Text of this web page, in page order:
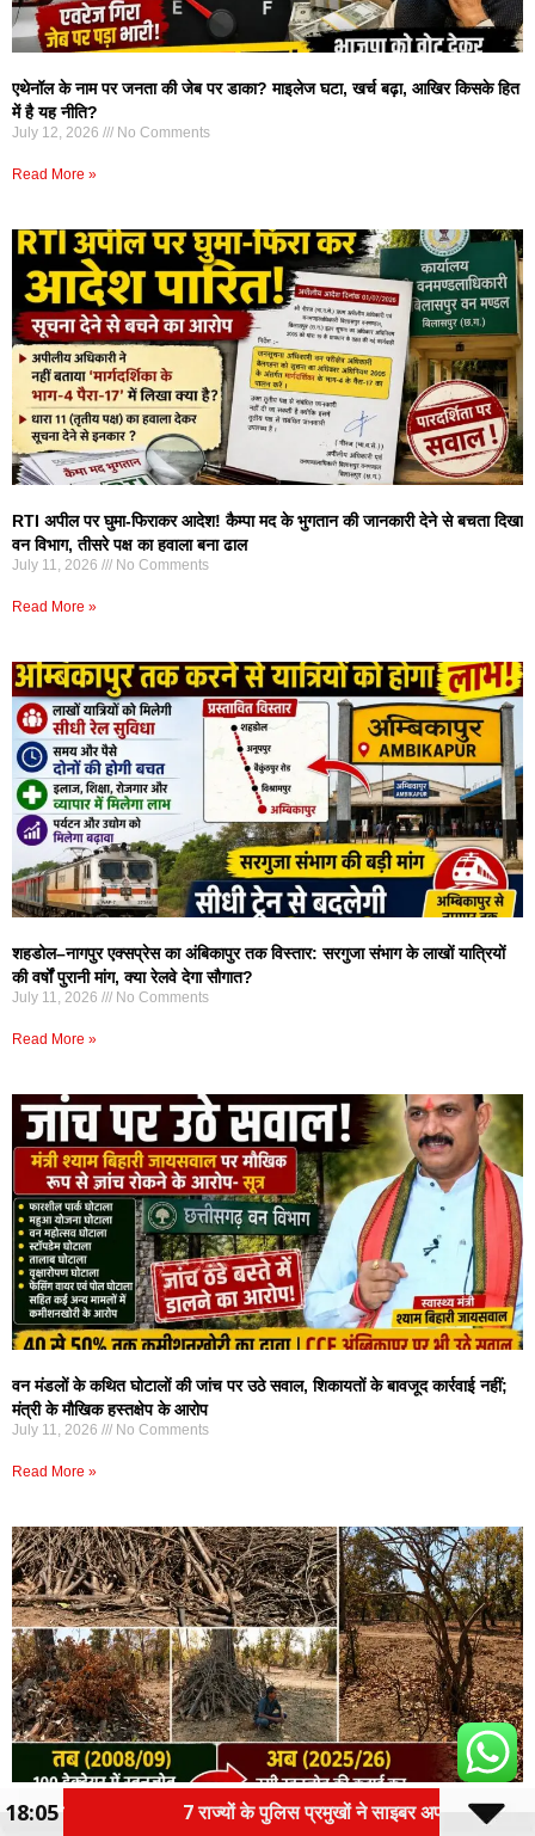
एथेनॉल के नाम पर जनता की जेब पर डाका? माइलेज घटा, खर्च बढ़ा, आखिर किसके हित
में है यह नीति?
July 12, 2026 No Comments
Read More »
RTI अपील पर घुमा-फिराकर आदेश! कैम्पा मद के भुगतान की जानकारी देने से बचता दिखा
वन विभाग, तीसरे पक्ष का हवाला बना ढाल
July 11, 2026 No Comments
Read More »
शहडोल–नागपुर एक्सप्रेस का अंबिकापुर तक विस्तार: सरगुजा संभाग के लाखों यात्रियों
की वर्षों पुरानी मांग, क्या रेलवे देगा सौगात?
July 11, 2026 No Comments
Read More »
वन मंडलों के कथित घोटालों की जांच पर उठे सवाल, शिकायतों के बावजूद कार्रवाई नहीं;
मंत्री के मौखिक हस्तक्षेप के आरोप
July 11, 2026 No Comments
Read More »
रतनजोत पर सैकड़ों करोड़ों खर्च, अब उसी वृक्षारोपण पर चली आरी! क्या सरकारी धन की
पुलिस प्रमुखों ने साइबर अपराध, नार्को नेटवर्क, संगठित अपराध एवं सिंहस्थ-
18:05